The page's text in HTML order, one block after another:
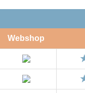
Webshop